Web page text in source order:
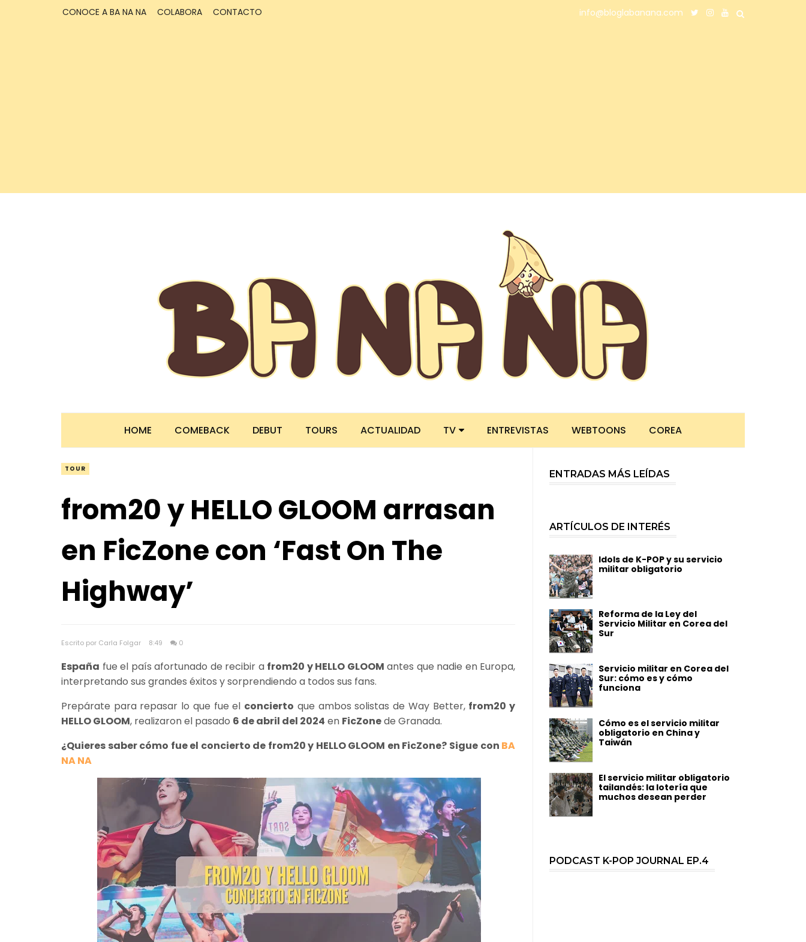
CONOCE A BA NA NA COLABORA CONTACTO info@bloglabanana.com
HOME COMEBACK DEBUT TOURS ACTUALIDAD TV ENTREVISTAS WEBTOONS COREA
TOUR
from20 y HELLO GLOOM arrasan
en FicZone con ‘Fast On The
Highway’
Escrito por Carla Folgar 8:49 0
España fue el país afortunado de recibir a from20 y HELLO GLOOM antes que nadie en Europa,
interpretando sus grandes éxitos y sorprendiendo a todos sus fans.
Prepárate para repasar lo que fue el concierto que ambos solistas de Way Better, from20 y
HELLO GLOOM, realizaron el pasado 6 de abril del 2024 en FicZonede Granada.
¿Quieres saber cómo fue el concierto de from20 y HELLO GLOOM en FicZone? Sigue con BA
NA NA
ENTRADAS MÁS LEÍDAS
ARTÍCULOS DE INTERÉS
Idols de K-POP y su servicio
militar obligatorio
Reforma de la Ley del
Servicio Militar en Corea del
Sur
Servicio militar en Corea del
Sur: cómo es y cómo
funciona
Cómo es el servicio militar
obligatorio en China y
Taiwán
El servicio militar obligatorio
tailandés: la lotería que
muchos desean perder
PODCAST K-POP JOURNAL EP.4